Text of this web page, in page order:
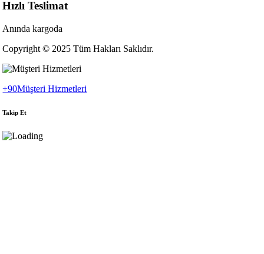
Hızlı Teslimat
Anında kargoda
Copyright © 2025 Tüm Hakları Saklıdır.
+90Müşteri Hizmetleri
Takip Et